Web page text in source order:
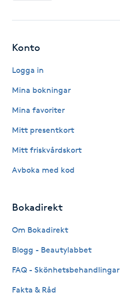
Funktionsanalys
Färgning
G
Gelenaglar
Gellack
Gellack med förstärkning
Gravidmassage
Gruppträning
Konto
Logga in
Mina bokningar
Mina favoriter
Mitt presentkort
Mitt friskvårdskort
Avboka med kod
Bokadirekt
Om Bokadirekt
Blogg - Beautylabbet
FAQ - Skönhetsbehandlingar
Fakta & Råd